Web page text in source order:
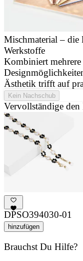
Mischmaterial – die
Werkstoffe
Kombiniert
Ästhetik trifft auf
Kein Nachschub
Vervollständige
DPSO394030-01
hinzufügen
Brauchst Du Hilfe?